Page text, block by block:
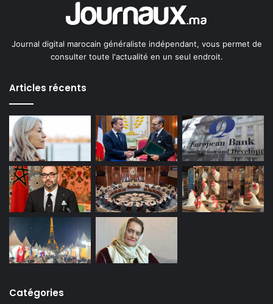
Journal digital marocain généraliste indépendant, vous permet de
consulter toute l'actualité en un seul endroit.
Articles récents
Catégories